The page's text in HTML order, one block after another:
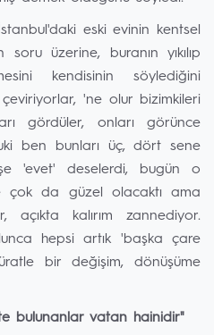
eski evinin kentsel
üzerine, buranın yıkılıp
kendisinin söylediğini
'ne olur bizimkileri
gördüler, onları görünce
ben bunları üç, dört sene
'evet' deselerdi, bugün o
çok da güzel olacaktı ama
açıkta kalırım zannediyor.
hepsi artık 'başka çare
bir değişim, dönüşüme
bulunanlar vatan hainidir"